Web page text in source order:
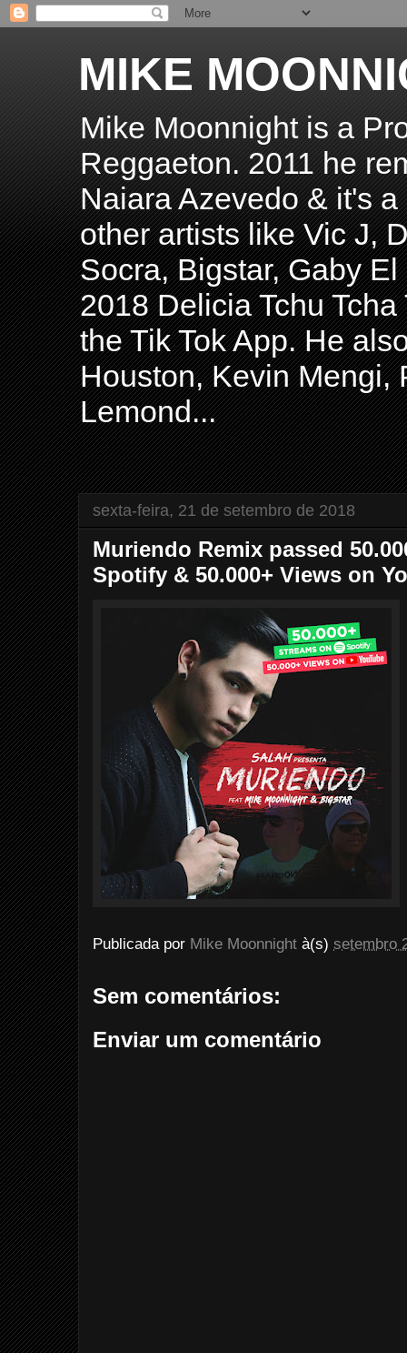
MIKE
Mike Moonnight is a
Reggaeton. 2011 he
Naiara Azevedo & it's
other artists like Vic J,
Socra, Bigstar, Gaby
2018 Delicia Tchu
the Tik Tok App. He
Houston, Kevin Mengi,
Lemond...
sexta-feira, 21 de setembro de 2018
Muriendo Remix passed
Spotify & 50.000+ Views on
Publicada por Mike Moonnight à(s) setembro
Sem comentários:
Enviar um comentário